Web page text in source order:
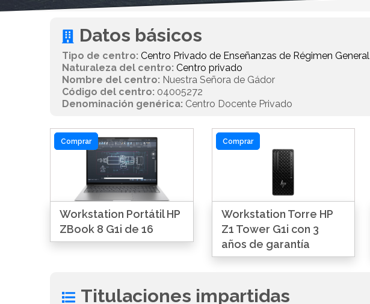
Datos básicos
Tipo de centro: Centro Privado de Enseñanzas de Régimen General
Naturaleza del centro: Centro privado
Nombre del centro: Nuestra Señora de Gádor
Código del centro: 04005272
Denominación genérica: Centro Docente Privado
Comprar
Workstation Portátil HP
ZBook 8 G1i de 16
Comprar
Workstation Torre HP
Z1 Tower G1i con 3
años de garantía
Titulaciones impartidas